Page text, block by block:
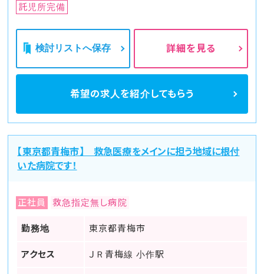
託児所完備
検討リストへ保存 詳細を見る
希望の求人を紹介してもらう
【東京都青梅市】 救急医療をメインに担う地域に根付
いた病院です！
正社員 救急指定無し病院
勤務地 東京都青梅市
アクセス ＪＲ青梅線 小作駅